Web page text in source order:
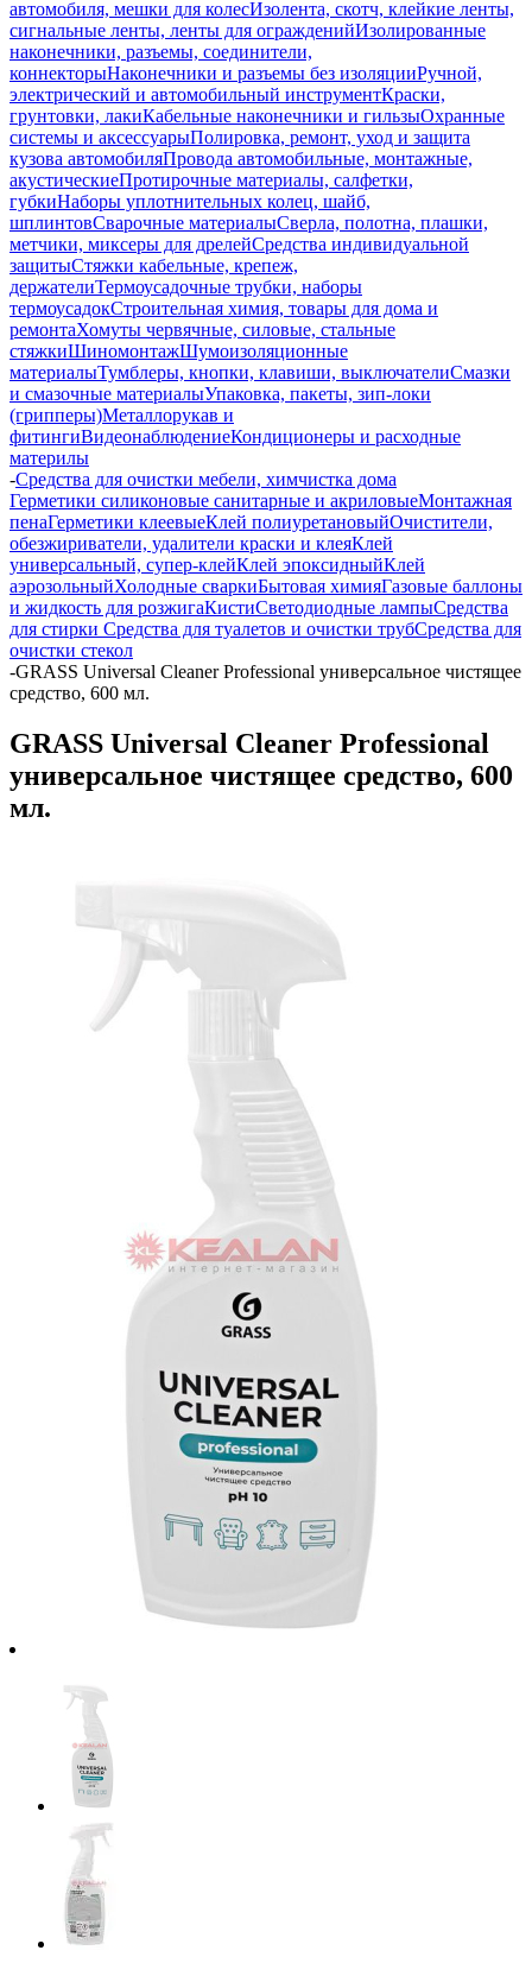
автомобиля, мешки для колесИзолента, скотч, клейкие ленты,
сигнальные ленты, ленты для огражденийИзолированные
наконечники, разъемы, соединители,
коннекторыНаконечники и разъемы без изоляцииРучной,
электрический и автомобильный инструментКраски,
грунтовки, лакиКабельные наконечники и гильзыОхранные
системы и аксессуарыПолировка, ремонт, уход и защита
кузова автомобиляПровода автомобильные, монтажные,
акустическиеПротирочные материалы, салфетки,
губкиНаборы уплотнительных колец, шайб,
шплинтовСварочные материалыСверла, полотна, плашки,
метчики, миксеры для дрелейСредства индивидуальной
защитыСтяжки кабельные, крепеж,
держателиТермоусадочные трубки, наборы
термоусадокСтроительная химия, товары для дома и
ремонтаХомуты червячные, силовые, стальные
стяжкиШиномонтажШумоизоляционные
материалыТумблеры, кнопки, клавиши, выключателиСмазки
и смазочные материалыУпаковка, пакеты, зип-локи
(грипперы)Металлорукав и
фитингиВидеонаблюдениеКондиционеры и расходные
материлы
-Средства для очистки мебели, химчистка дома
Герметики силиконовые санитарные и акриловыеМонтажная
пенаГерметики клеевыеКлей полиуретановыйОчистители,
обезжириватели, удалители краски и клеяКлей
универсальный, супер-клейКлей эпоксидныйКлей
аэрозольныйХолодные сваркиБытовая химияГазовые баллоны
и жидкость для розжигаКистиСветодиодные лампыСредства
для стирки Средства для туалетов и очистки трубСредства для
очистки стекол
-GRASS Universal Cleaner Professional универсальное чистящее
средство, 600 мл.
GRASS Universal Cleaner Professional
универсальное чистящее средство, 600
мл.